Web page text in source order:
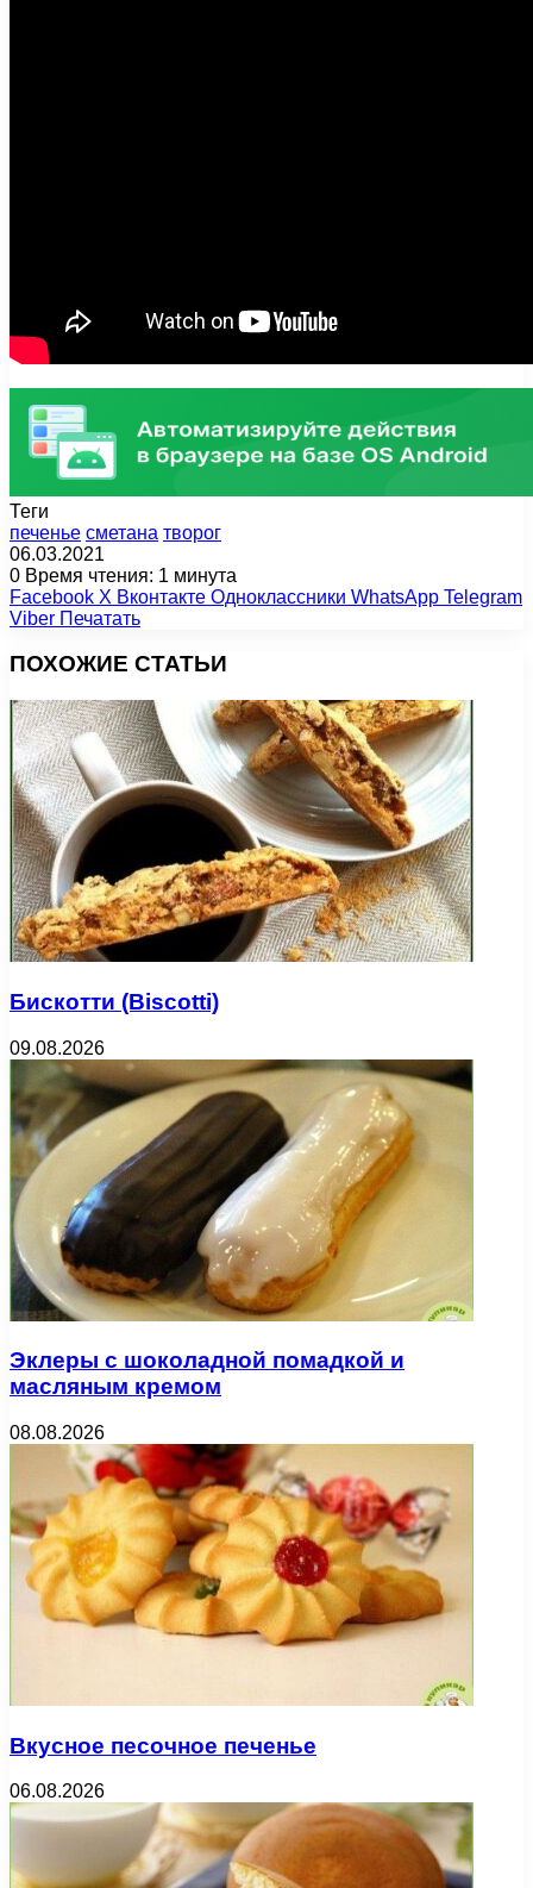
Теги
печенье сметана творог
06.03.2021
0 Время чтения: 1 минута
Facebook X Вконтакте Одноклассники WhatsApp Telegram
Viber Печатать
ПОХОЖИЕ СТАТЬИ
Бискотти (Biscotti)
09.08.2026
Эклеры с шоколадной помадкой и
масляным кремом
08.08.2026
Вкусное песочное печенье
06.08.2026